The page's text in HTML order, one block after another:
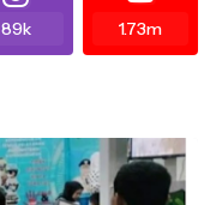
89k 1.73m